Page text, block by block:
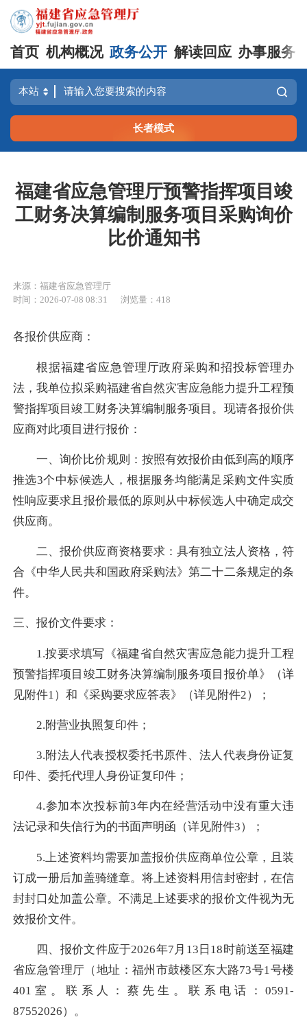
首页 机构概况 政务公开 解读回应 办事服务
长者模式
福建省应急管理厅预警指挥项目竣
工财务决算编制服务项目采购询价
比价通知书
来源：福建省应急管理厅
时间：2026-07-08 08:31
浏览量：418
各报价供应商：
根据福建省应急管理厅政府采购和招投标管理办
法，我单位拟采购福建省自然灾害应急能力提升工程预
警指挥项目竣工财务决算编制服务项目。现请各报价供
应商对此项目进行报价：
一、询价比价规则：按照有效报价由低到高的顺序
推选3个中标候选人，根据服务均能满足采购文件实质
性响应要求且报价最低的原则从中标候选人中确定成交
供应商。
二、报价供应商资格要求：具有独立法人资格，符
合《中华人民共和国政府采购法》第二十二条规定的条
件。
三、报价文件要求：
1.按要求填写《福建省自然灾害应急能力提升工程
预警指挥项目竣工财务决算编制服务项目报价单》（详
见附件1）和《采购要求应答表》（详见附件2）；
2.附营业执照复印件；
3.附法人代表授权委托书原件、法人代表身份证复
印件、委托代理人身份证复印件；
4.参加本次投标前3年内在经营活动中没有重大违
法记录和失信行为的书面声明函（详见附件3）；
5.上述资料均需要加盖报价供应商单位公章，且装
订成一册后加盖骑缝章。将上述资料用信封密封，在信
封封口处加盖公章。不满足上述要求的报价文件视为无
效报价文件。
四、报价文件应于2026年7月13日18时前送至福建
省应急管理厅（地址：福州市鼓楼区东大路73号1号楼
401室。联系人：蔡先生。联系电话：0591-
87552026）。